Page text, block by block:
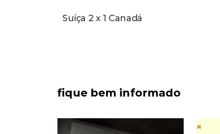
Suíça 2 x 1 Canadá
fique bem informado